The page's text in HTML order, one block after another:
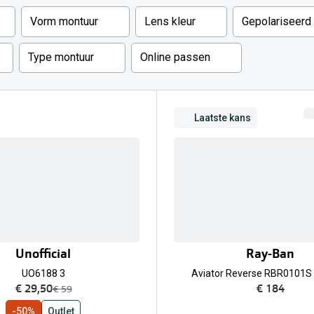
vanaf €30
20-20-2 regel
Inloggen mijn account
Vorm montuur Lens kleur Gepolariseerd
Type montuur Online passen
Unofficial
UO6188 3
nu:
€ 29,50was:
€ 59
-50% Outlet
Laatste kans
Ray-Ban
Aviator Reverse
€ 184